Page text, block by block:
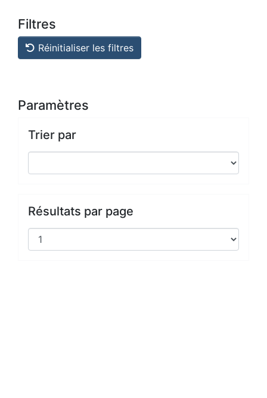
Filtres
Réinitialiser les filtres
Paramètres
Trier par
Résultats par page